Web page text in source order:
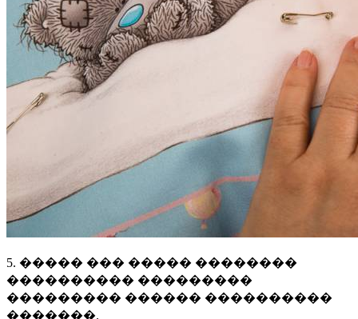
5. ����� ��� ����� ��������
���������� ���������
��������� ������ ����������
�������.